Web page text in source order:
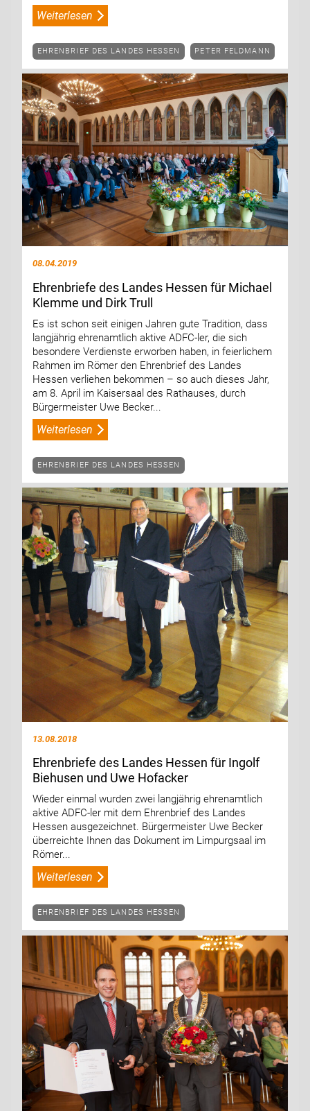
Weiterlesen
EHRENBRIEF DES LANDES HESSEN PETER FELDMANN
08.04.2019
Ehrenbriefe des Landes Hessen für Michael
Klemme und Dirk Trull
Es ist schon seit einigen Jahren gute Tradition, dass
langjährig ehrenamtlich aktive ADFC-ler, die sich
besondere Verdienste erworben haben, in feierlichem
Rahmen im Römer den Ehrenbrief des Landes
Hessen verliehen bekommen – so auch dieses Jahr,
am 8. April im Kaisersaal des Rathauses, durch
Bürgermeister Uwe Becker...
Weiterlesen
EHRENBRIEF DES LANDES HESSEN
13.08.2018
Ehrenbriefe des Landes Hessen für Ingolf
Biehusen und Uwe Hofacker
Wieder einmal wurden zwei langjährig ehrenamtlich
aktive ADFC-ler mit dem Ehrenbrief des Landes
Hessen ausgezeichnet. Bürgermeister Uwe Becker
überreichte Ihnen das Dokument im Limpurgsaal im
Römer...
Weiterlesen
EHRENBRIEF DES LANDES HESSEN